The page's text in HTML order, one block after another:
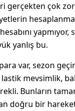
gerçekten çok
yapmıyor,
yanlış bu.
var, sezon
lastik mevsimlik,
Bunların
doğru bir